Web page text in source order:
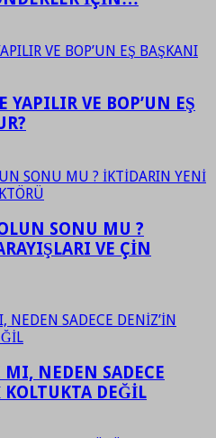
YAPILIR VE BOP’UN EŞ
SONU MU ?
VE ÇİN
NEDEN SADECE
KOLTUKTA DEĞİL